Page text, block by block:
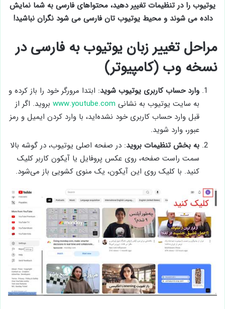
یوتیوب را در تنظیمات تغییر دهید، محتواهای فارسی به شما نمایش
داده می شوند و محیط یوتیوب تان فارسی می شود نگران نباشید!
مراحل تغییر زبان یوتیوب به فارسی در
نسخه وب (کامپیوتر)
وارد حساب کاربری یوتیوب شوید: ابتدا مرورگر خود را باز کرده و
به سایت یوتیوب به نشانی www.youtube.com بروید. اگر از
قبل وارد حساب کاربری خود نشده‌اید، با وارد کردن ایمیل و رمز
عبور، وارد شوید.
به بخش تنظیمات بروید: در صفحه اصلی یوتیوب، در گوشه بالا
سمت راست صفحه، روی عکس پروفایل یا آیکون کاربر کلیک
کنید. با کلیک روی این آیکون، یک منوی کشویی باز می‌شود.